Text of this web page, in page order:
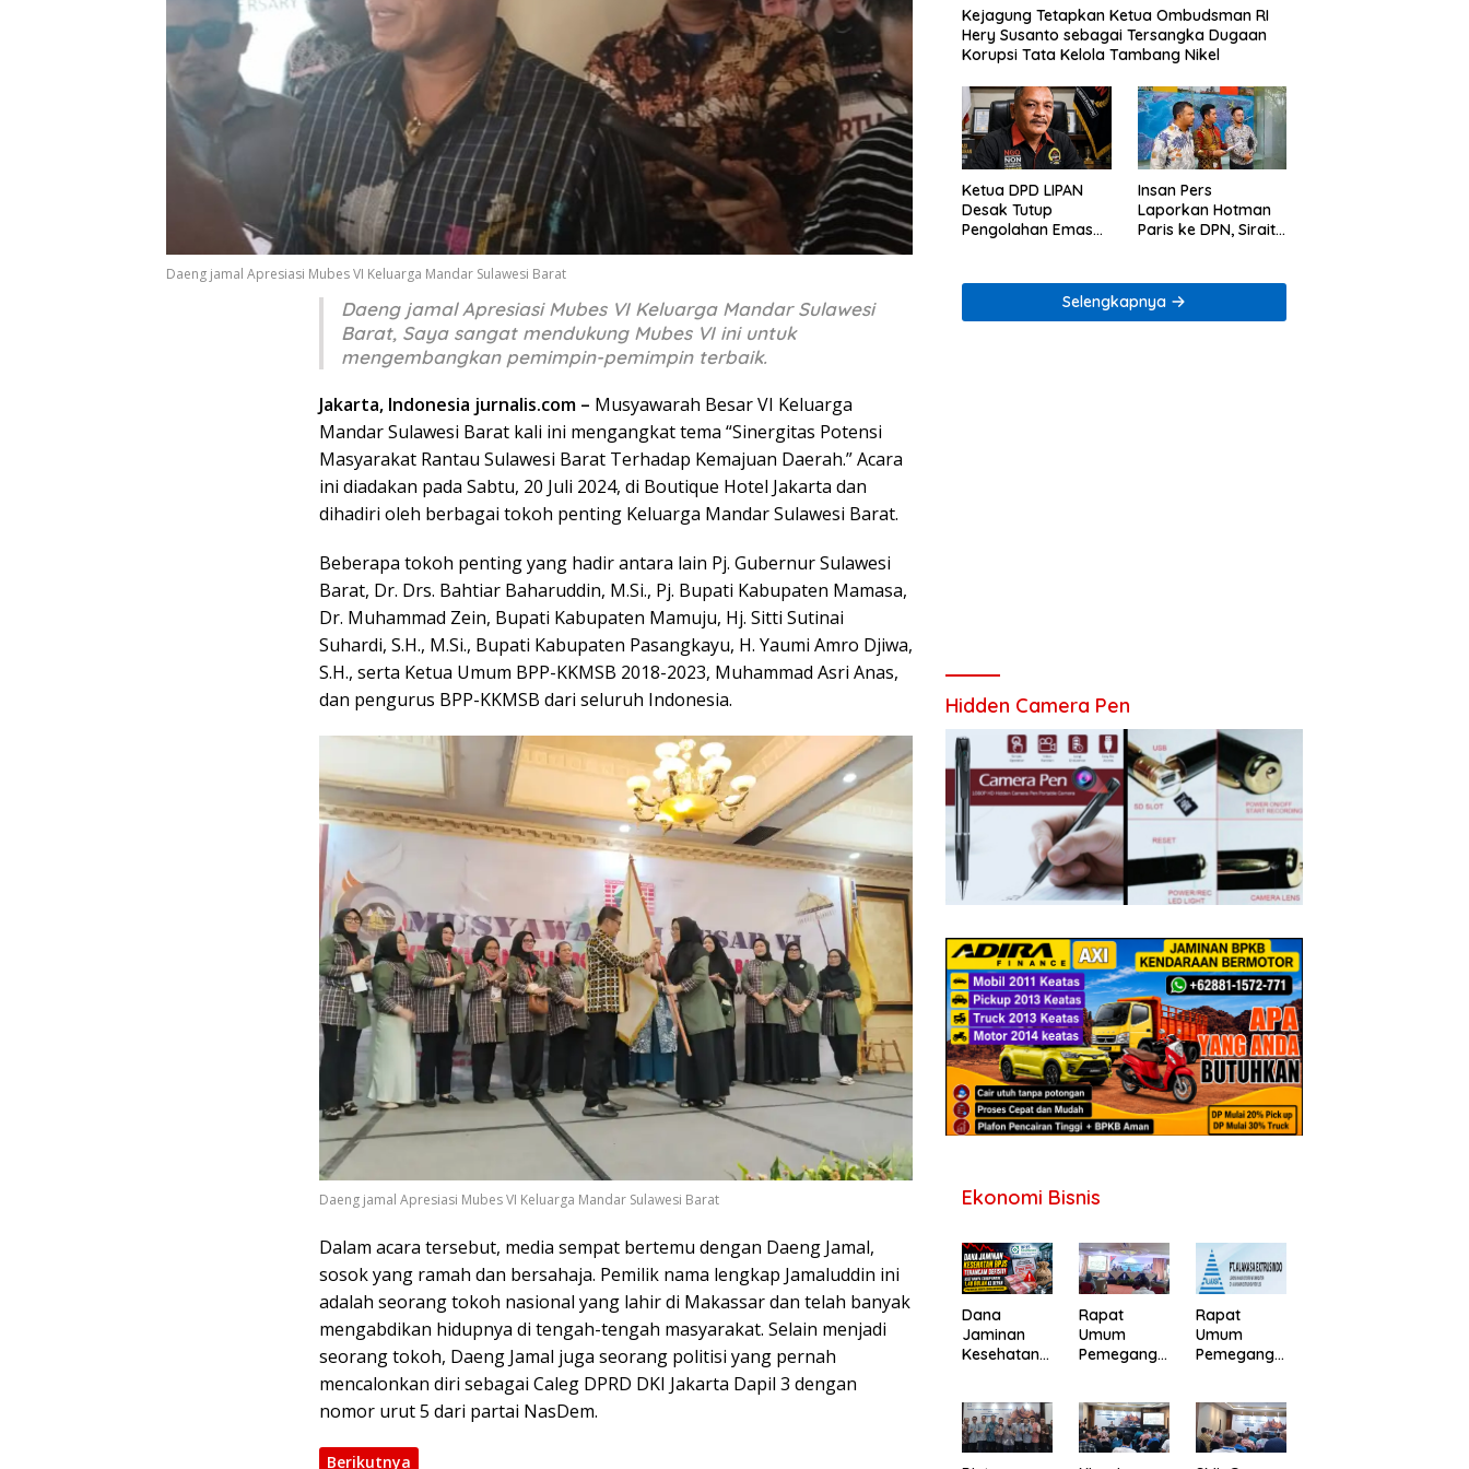
Daeng jamal Apresiasi Mubes VI Keluarga Mandar Sulawesi Barat
Daeng jamal Apresiasi Mubes VI Keluarga Mandar Sulawesi
Barat, Saya sangat mendukung Mubes VI ini untuk
mengembangkan pemimpin-pemimpin terbaik.
Jakarta, Indonesia jurnalis.com – Musyawarah Besar VI Keluarga
Mandar Sulawesi Barat kali ini mengangkat tema “Sinergitas Potensi
Masyarakat Rantau Sulawesi Barat Terhadap Kemajuan Daerah.” Acara
ini diadakan pada Sabtu, 20 Juli 2024, di Boutique Hotel Jakarta dan
dihadiri oleh berbagai tokoh penting Keluarga Mandar Sulawesi Barat.
Beberapa tokoh penting yang hadir antara lain Pj. Gubernur Sulawesi
Barat, Dr. Drs. Bahtiar Baharuddin, M.Si., Pj. Bupati Kabupaten Mamasa,
Dr. Muhammad Zein, Bupati Kabupaten Mamuju, Hj. Sitti Sutinai
Suhardi, S.H., M.Si., Bupati Kabupaten Pasangkayu, H. Yaumi Amro Djiwa,
S.H., serta Ketua Umum BPP-KKMSB 2018-2023, Muhammad Asri Anas,
dan pengurus BPP-KKMSB dari seluruh Indonesia.
Daeng jamal Apresiasi Mubes VI Keluarga Mandar Sulawesi Barat
Dalam acara tersebut, media sempat bertemu dengan Daeng Jamal,
sosok yang ramah dan bersahaja. Pemilik nama lengkap Jamaluddin ini
adalah seorang tokoh nasional yang lahir di Makassar dan telah banyak
mengabdikan hidupnya di tengah-tengah masyarakat. Selain menjadi
seorang tokoh, Daeng Jamal juga seorang politisi yang pernah
mencalonkan diri sebagai Caleg DPRD DKI Jakarta Dapil 3 dengan
nomor urut 5 dari partai NasDem.
Berikutnya
Kejagung Tetapkan Ketua Ombudsman RI
Hery Susanto sebagai Tersangka Dugaan
Korupsi Tata Kelola Tambang Nikel
Ketua DPD LIPAN
Desak Tutup
Pengolahan Emas
Insan Pers
Laporkan Hotman
Paris ke DPN, Sirait
Etik
Selengkapnya
Hidden Camera Pen
Ekonomi Bisnis
Dana
Jaminan
Kesehatan
Defisit,
Pemerintah
Diminta
Rapat
Umum
Pemegang
Gapuraprim
a Tbk
Tahun Buku
Rapat
Umum
Pemegang
Alakasa
Industrindo
Tbk 2026